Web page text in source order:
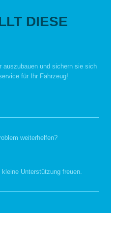
DIESE
auszubauen und sichern sie sich
für Ihr Fahrzeug!
weiterhelfen?
Unterstützung freuen.